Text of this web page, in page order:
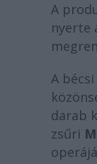
A
nyerte
A
darab
zsűri